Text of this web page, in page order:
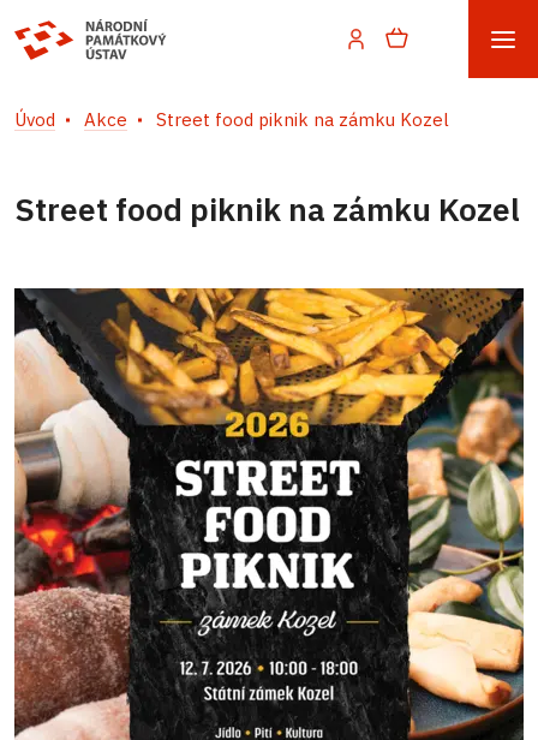
Úvod Akce Street food piknik na zámku Kozel
Street food piknik na zámku Kozel